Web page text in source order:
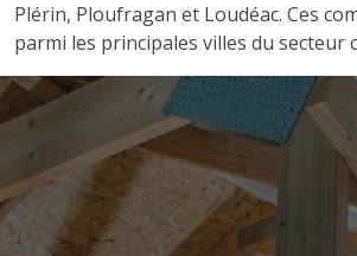
Plérin, Ploufragan et Loudéac. Ces
parmi les principales villes du secteur